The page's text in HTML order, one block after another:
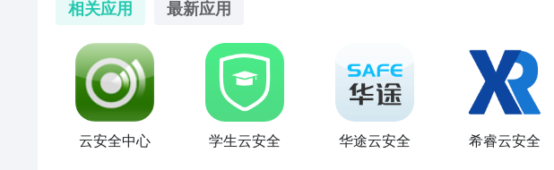
相关应用 最新应用
云安全中心 学生云安全 华途云安全 希睿云安全